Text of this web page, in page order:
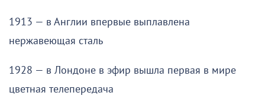
1913 — в Англии впервые выплавлена
нержавеющая сталь
1928 — в Лондоне в эфир вышла первая в мире
цветная телепередача